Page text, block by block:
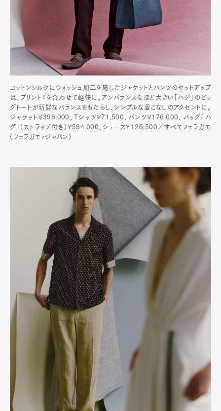
コットンシルクにウォッシュ加工を施したジャケットとパンツのセットアップ
は、プリントTを合わせて軽快に。アンバランスなほど大きい「ハグ」のビッ
グトートが新鮮なバランスをもたらし、シンプルな着こなしのアクセントに。
ジャケット¥396,000、Tシャツ¥71,500、パンツ¥176,000、バッグ「ハ
グ」（ストラップ付き）¥594,000、シューズ¥126,500／すべてフェラガモ
（フェラガモ・ジャパン）